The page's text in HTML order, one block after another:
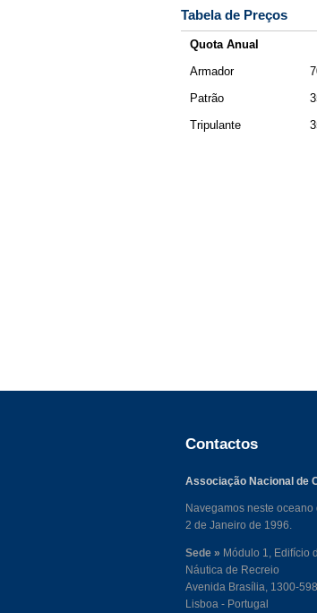
Tabela de Preços
Quota Anual
Armador
Patrão
Tripulante
Contactos
Associação Nacional de
Navegamos neste oceano
2 de Janeiro de 1996.
Sede » Módulo 1, Edifício
Náutica de Recreio
Avenida Brasília, 1300-598
Lisboa - Portugal